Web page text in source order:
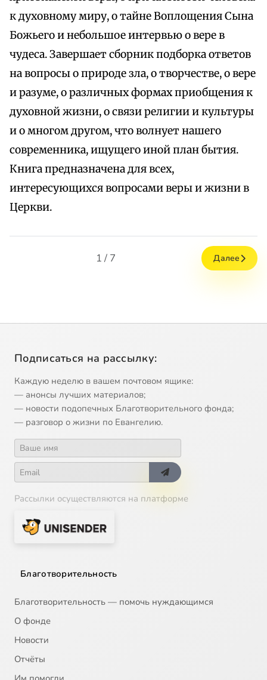
к духовному миру, о тайне Воплощения Сына
Божьего и небольшое интервью о вере в
чудеса. Завершает сборник подборка ответов
на вопросы о природе зла, о творчестве, о вере
и разуме, о различных формах приобщения к
духовной жизни, о связи религии и культуры
и о многом другом, что волнует нашего
современника, ищущего иной план бытия.
Книга предназначена для всех,
интересующихся вопросами веры и жизни в
Церкви.
1 / 7 Далее
Подписаться на рассылку:
Каждую неделю в вашем почтовом ящике:
— анонсы лучших материалов;
— новости подопечных Благотворительного фонда;
— разговор о жизни по Евангелию.
Рассылки осуществляются на платформе
Благотворительность
Благотворительность — помочь нуждающимся
О фонде
Новости
Отчёты